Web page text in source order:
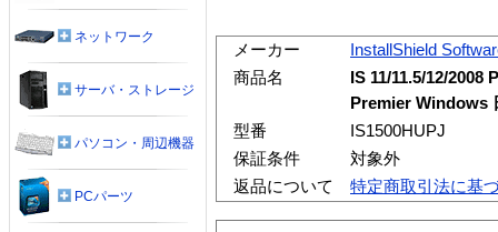
メーカー
InstallShield
商品名
IS 11/11.5/12/
Premier Windows
型番
IS1500HUPJ
保証条件
対象外
返品について
特定商取引法に基
ネットワーク
サーバ・ストレージ
パソコン・周辺機器
PCパーツ